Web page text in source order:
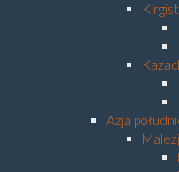
Azja